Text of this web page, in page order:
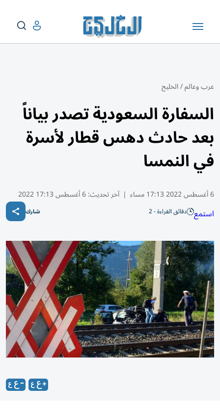
عرب وعالم/الخليج
السفارة السعودية تصدر بياناً
بعد حادث دهس قطار لأسرة
في النمسا
6 أغسطس 2022 17:13 مساء | آخر تحديث:6 أغسطس 17:13 2022
استمع دقائق القراءة - 2 شارك